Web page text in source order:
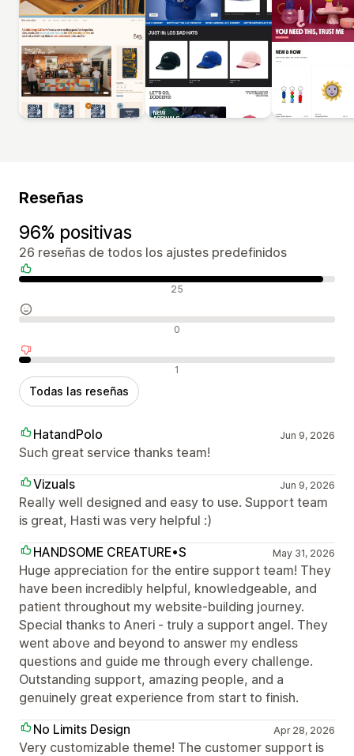
Reseñas
96% positivas
26 reseñas de todos los ajustes predefinidos
Reseñas positivas 25
Reseñas neutras 0
Reseñas negativas 1
Todas las reseñas
HatandPolo Jun 9, 2026
Such great service thanks team!
Vizuals
Jun 9, 2026
Really well designed and easy to use. Support team
is great, Hasti was very helpful :)
HANDSOME CREATURE•S
May 31, 2026
Huge appreciation for the entire support team! They
have been incredibly helpful, knowledgeable, and
patient throughout my website-building journey.
Special thanks to Aneri - truly a support angel. They
went above and beyond to answer my endless
questions and guide me through every challenge.
Outstanding support, amazing people, and a
genuinely great experience from start to finish.
No Limits Design
Apr 28, 2026
Very customizable theme! The customer support is